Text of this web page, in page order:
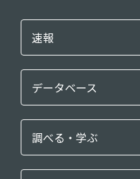
速報
データベース
調べる・学ぶ